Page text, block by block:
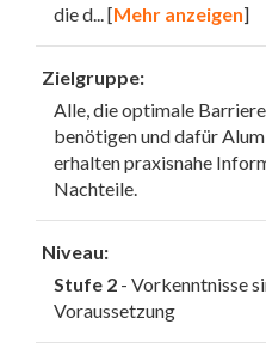
die d ... [Mehr anzeigen]
Zielgruppe:
Alle, die optimale
benötigen und dafür
erhalten praxisnahe
Nachteile.
Niveau:
Stufe 2 - Vorkenntnisse
Voraussetzung